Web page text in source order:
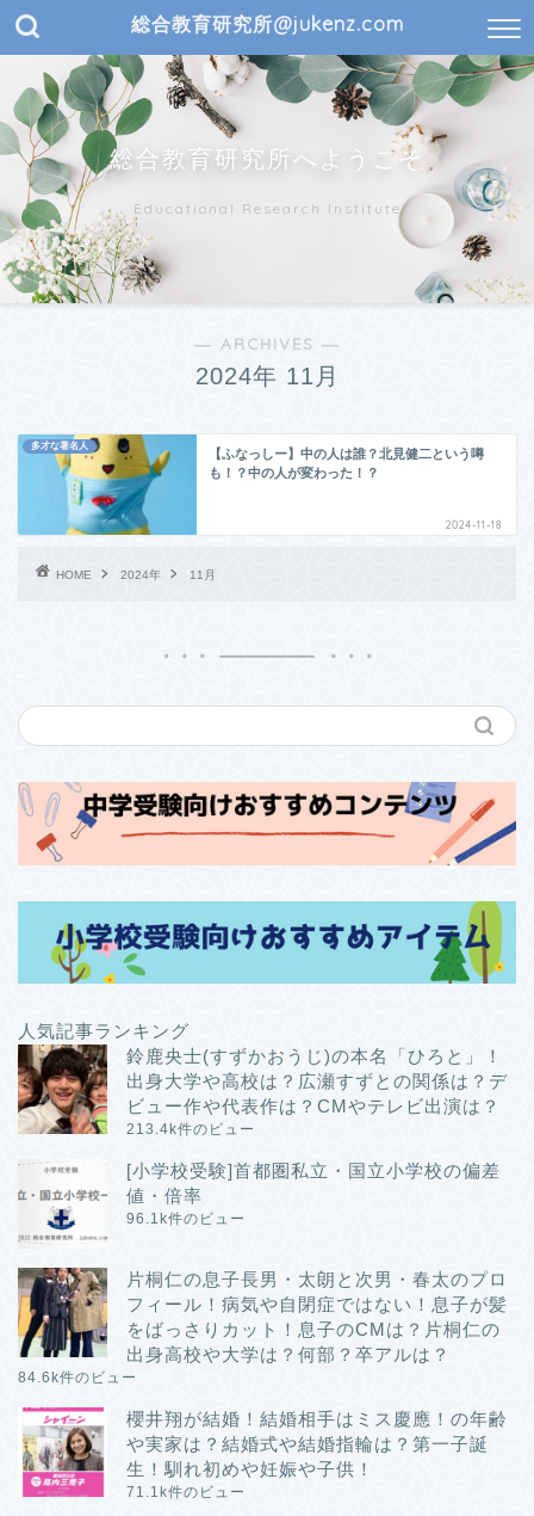
総合教育研究所@jukenz.com
総合教育研究所へようこそ
Educational Research Institute
― ARCHIVES ―
2024年 11月
多才な著名人
【ふなっしー】中の人は誰？北見健二という噂
も！？中の人が変わった！？
2024-11-18
HOME 2024年 11月
人気記事ランキング
鈴鹿央士(すずかおうじ)の本名「ひろと」！
出身大学や高校は？広瀬すずとの関係は？デ
ビュー作や代表作は？CMやテレビ出演は？
213.4k件のビュー
[小学校受験]首都圏私立・国立小学校の偏差
値・倍率
96.1k件のビュー
片桐仁の息子長男・太朗と次男・春太のプロ
フィール！病気や自閉症ではない！息子が髪
をばっさりカット！息子のCMは？片桐仁の
出身高校や大学は？何部？卒アルは？
84.6k件のビュー
櫻井翔が結婚！結婚相手はミス慶應！の年齢
や実家は？結婚式や結婚指輪は？第一子誕
生！馴れ初めや妊娠や子供！
71.1k件のビュー